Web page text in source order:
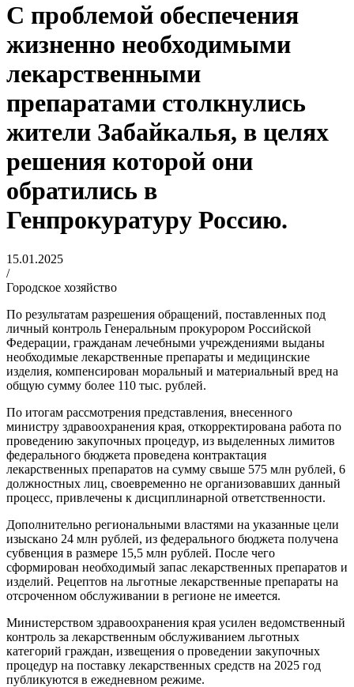
С проблемой обеспечения
жизненно необходимыми
лекарственными
препаратами столкнулись
жители Забайкалья, в целях
решения которой они
обратились в
Генпрокуратуру Россию.
15.01.2025
/
Городское хозяйство
По результатам разрешения обращений, поставленных под
личный контроль Генеральным прокурором Российской
Федерации, гражданам лечебными учреждениями выданы
необходимые лекарственные препараты и медицинские
изделия, компенсирован моральный и материальный вред на
общую сумму более 110 тыс. рублей.
По итогам рассмотрения представления, внесенного
министру здравоохранения края, откорректирована работа по
проведению закупочных процедур, из выделенных лимитов
федерального бюджета проведена контрактация
лекарственных препаратов на сумму свыше 575 млн рублей, 6
должностных лиц, своевременно не организовавших данный
процесс, привлечены к дисциплинарной ответственности.
Дополнительно региональными властями на указанные цели
изыскано 24 млн рублей, из федерального бюджета получена
субвенция в размере 15,5 млн рублей. После чего
сформирован необходимый запас лекарственных препаратов и
изделий. Рецептов на льготные лекарственные препараты на
отсроченном обслуживании в регионе не имеется.
Министерством здравоохранения края усилен ведомственный
контроль за лекарственным обслуживанием льготных
категорий граждан, извещения о проведении закупочных
процедур на поставку лекарственных средств на 2025 год
публикуются в ежедневном режиме.